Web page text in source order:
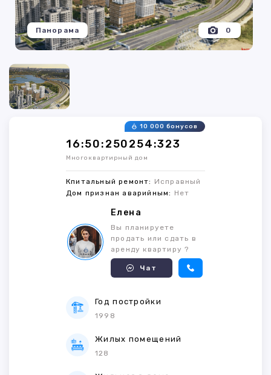
0
Панорама
16:50:250254:323
10 000 бонусов
Многоквартирный дом
Кпитальный ремонт: Исправный
Дом признан аварийным: Нет
Елена
Вы планируете
продать или сдать в
аренду квартиру ?
Чат
Год постройки
1998
Жилых помещений
128